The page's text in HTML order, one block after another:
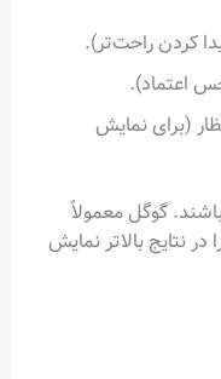
کردن راحت‌تر).
اعتماد).
(برای نمایش
گوگل معمولاً
در نتایج بالاتر نمایش